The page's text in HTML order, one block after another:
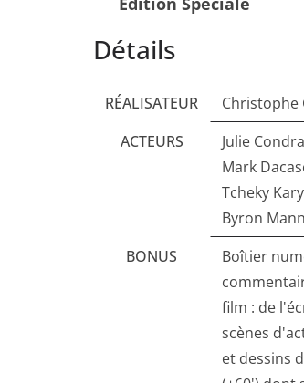
Détails
RÉALISATEUR
Christophe
ACTEURS
Julie Condra
Mark
Tcheky
Byron
BONUS
Boîtier
film : de
scènes
et dessins